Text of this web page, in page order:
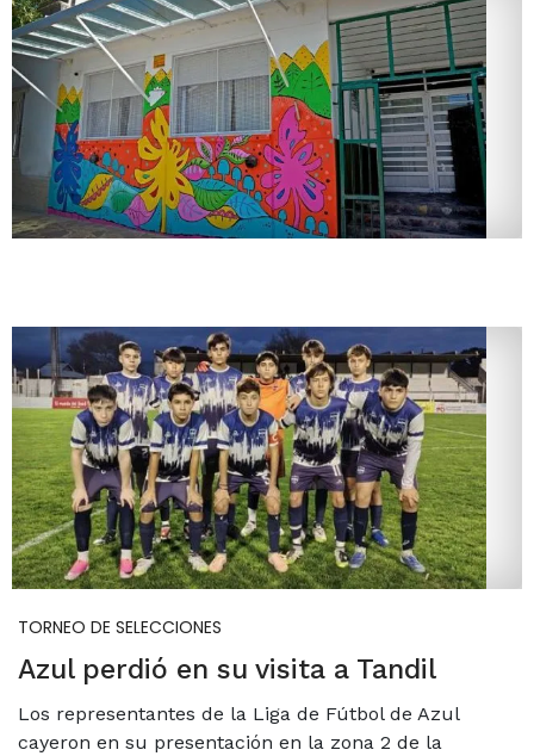
TORNEO DE SELECCIONES
Azul perdió en su visita a Tandil
Los representantes de la Liga de Fútbol de Azul
cayeron en su presentación en la zona 2 de la